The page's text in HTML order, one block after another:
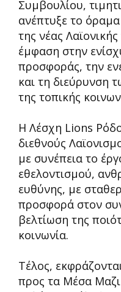
Συμβουλίου,
ανέπτυξε το όραμα
της νέας
έμφαση στην
προσφοράς, την
και τη διεύρυνση
της τοπικής
Η Λέσχη Lions
διεθνούς
με συνέπεια το
εθελοντισμού,
ευθύνης, με
προσφορά στον
βελτίωση της
κοινωνία.
Τέλος,
προς τα Μέσα